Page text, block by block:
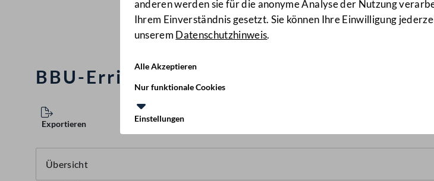
anderen werden sie für die anonyme Analyse der Nutzung
Ihrem Einverständnis gesetzt. Sie können Ihre Einwilligung
unserem Datenschutzhinweis.
Alle Akzeptieren
Nur funktionale Cookies
Einstellungen
BBU-Errichtungsgesetz und BFA-
Exportieren